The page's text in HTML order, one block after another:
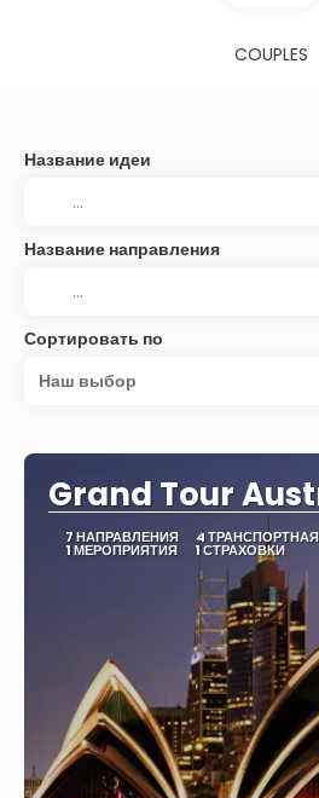
COUPLES
Название идеи
Название направления
Сортировать по
Наш выбор
Grand Tour
7 НАПРАВЛЕНИЯ 4
1 МЕРОПРИЯТИЯ 1 СТРАХОВКИ